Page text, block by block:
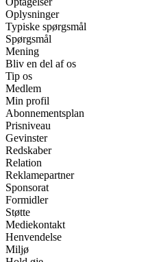
Oplysninger
Typiske spørgsmål
Spørgsmål
Mening
Bliv en del af os
Tip os
Medlem
Min profil
Abonnementsplan
Prisniveau
Gevinster
Redskaber
Relation
Reklamepartner
Sponsorat
Formidler
Støtte
Mediekontakt
Henvendelse
Miljø